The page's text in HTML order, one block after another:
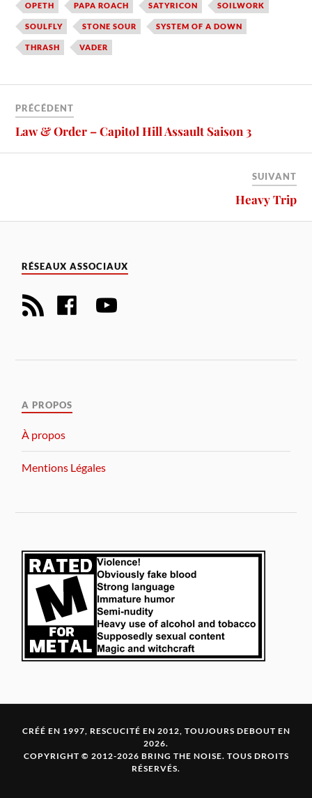
OPETH PAPA ROACH SATYRICON SOILWORK
SOULFLY STONE SOUR SYSTEM OF A DOWN
THRASH VADER
PRÉCÉDENT
Law & Order – Capitol Hill Assault Saison 3
SUIVANT
Heavy Trip
RÉSEAUX ASSOCIAUX
A PROPOS
À propos
Mentions Légales
CRÉÉ EN 1997, RESCUCITÉ EN 2012, TOUJOURS DEBOUT EN
2026.
COPYRIGHT © 2012-2026 BRING THE NOISE. TOUS DROITS
RÉSERVÉS.